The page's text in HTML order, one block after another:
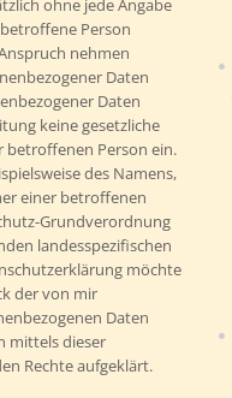
ohne jede Angabe
Person
nehmen
Daten
Daten
keine gesetzliche
betroffenen Person ein.
des Namens,
einer betroffenen
Grundverordnung
landesspezifischen
möchte
der von mir
Daten
mittels dieser
Rechte aufgeklärt.